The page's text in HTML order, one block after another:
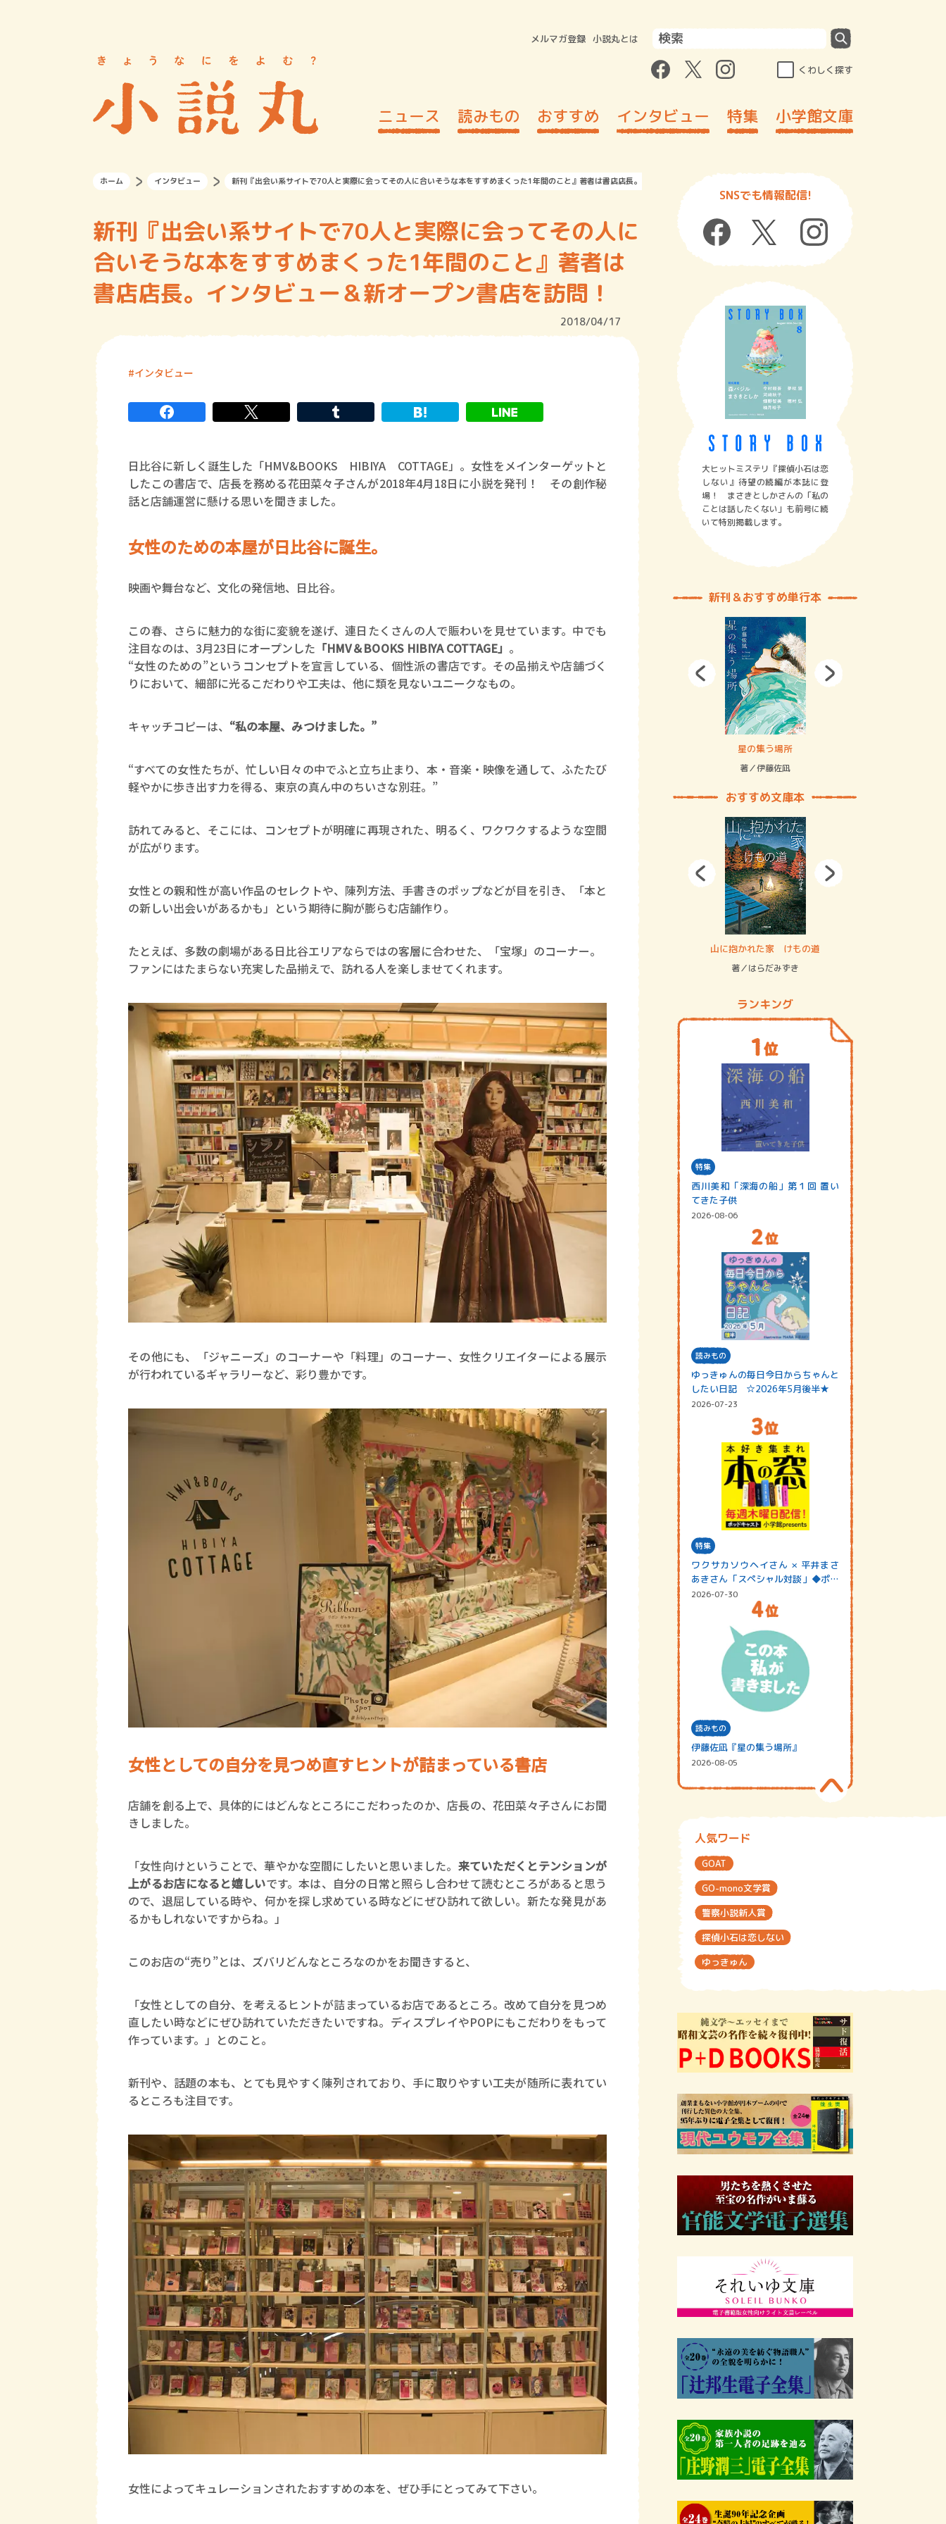
メルマガ登録 小説丸とは
くわしく探す
ニュース 読みもの おすすめ インタビュー 特集 小学館文庫
ホーム インタビュー 新刊『出会い系サイトで70人と実際に会ってその人に合いそうな本をすすめまくった1年間のこと』著者は書店店長。インタビュー＆新オープン書店を訪問！
新刊『出会い系サイトで70人と実際に会ってその人に
合いそうな本をすすめまくった1年間のこと』著者は
書店店長。インタビュー＆新オープン書店を訪問！
2018/04/17
インタビュー
日比谷に新しく誕生した「HMV&BOOKS HIBIYA COTTAGE」。女性をメインターゲットと
したこの書店で、店長を務める花田菜々子さんが2018年4月18日に小説を発刊！ その創作秘
話と店舗運営に懸ける思いを聞きました。
女性のための本屋が日比谷に誕生。
映画や舞台など、文化の発信地、日比谷。
この春、さらに魅力的な街に変貌を遂げ、連日たくさんの人で賑わいを見せています。中でも
注目なのは、3月23日にオープンした 「HMV＆BOOKS HIBIYA COTTAGE」 。
“女性のための”というコンセプトを宣言している、個性派の書店です。その品揃えや店舗づく
りにおいて、細部に光るこだわりや工夫は、他に類を見ないユニークなもの。
キャッチコピーは、 “私の本屋、みつけました。”
“すべての女性たちが、忙しい日々の中でふと立ち止まり、本・音楽・映像を通して、ふたたび
軽やかに歩き出す力を得る、東京の真ん中のちいさな別荘。”
訪れてみると、そこには、コンセプトが明確に再現された、明るく、ワクワクするような空間
が広がります。
女性との親和性が高い作品のセレクトや、陳列方法、手書きのポップなどが目を引き、「本と
の新しい出会いがあるかも」という期待に胸が膨らむ店舗作り。
たとえば、多数の劇場がある日比谷エリアならではの客層に合わせた、「宝塚」のコーナー。
ファンにはたまらない充実した品揃えで、訪れる人を楽しませてくれます。
その他にも、「ジャニーズ」のコーナーや「料理」のコーナー、女性クリエイターによる展示
が行われているギャラリーなど、彩り豊かです。
女性としての自分を見つめ直すヒントが詰まっている書店
店舗を創る上で、具体的にはどんなところにこだわったのか、店長の、花田菜々子さんにお聞
きしました。
「女性向けということで、華やかな空間にしたいと思いました。 来ていただくとテンションが
上がるお店になると嬉しいです。本は、自分の日常と照らし合わせて読むところがあると思う
ので、退屈している時や、何かを探し求めている時などにぜひ訪れて欲しい。新たな発見があ
るかもしれないですからね。」
このお店の“売り”とは、ズバリどんなところなのかをお聞きすると、
「女性としての自分、を考えるヒントが詰まっているお店であるところ。改めて自分を見つめ
直したい時などにぜひ訪れていただきたいですね。ディスプレイやPOPにもこだわりをもって
作っています。」とのこと。
新刊や、話題の本も、とても見やすく陳列されており、手に取りやすい工夫が随所に表れてい
るところも注目です。
女性によってキュレーションされたおすすめの本を、ぜひ手にとってみて下さい。
SNSでも情報配信!
大ヒットミステリ『探偵小石は恋
しない』待望の続編が本誌に登
場！ まさきとしかさんの「私の
ことは話したくない」も前号に続
いて特別掲載します。
新刊＆おすすめ単行本
著／川瀬七緒
星の集う場所
著／伊藤佐凪
おすすめ文庫本
ロボット・イン・ザ・システム 山に抱かれた家 けもの道
著／はらだみずき
ランキング
特集
西川美和「深海の船」第１回 置い
てきた子供
2026-08-06
読みもの
ゆっきゅんの毎日今日からちゃんと
したい日記 ☆2026年5月後半★
2026-07-23
特集
ワクサカソウヘイさん × 平井まさ
あきさん「スペシャル対談」◆ポッ
ドキャスト…
2026-07-30
読みもの
伊藤佐凪『星の集う場所』
2026-08-05
人気ワード
GOAT
GO-mono文学賞
警察小説新人賞
探偵小石は恋しない
ゆっきゅん